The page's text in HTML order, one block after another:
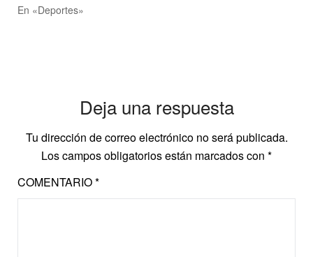
En «Deportes»
Deja una respuesta
Tu dirección de correo electrónico no será publicada.
Los campos obligatorios están marcados con *
COMENTARIO*